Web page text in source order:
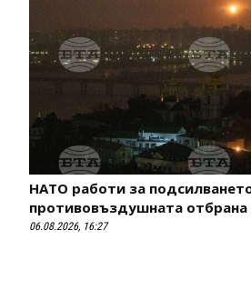
НАТО работи за
противовъздушната отбрана
06.08.2026, 16:27